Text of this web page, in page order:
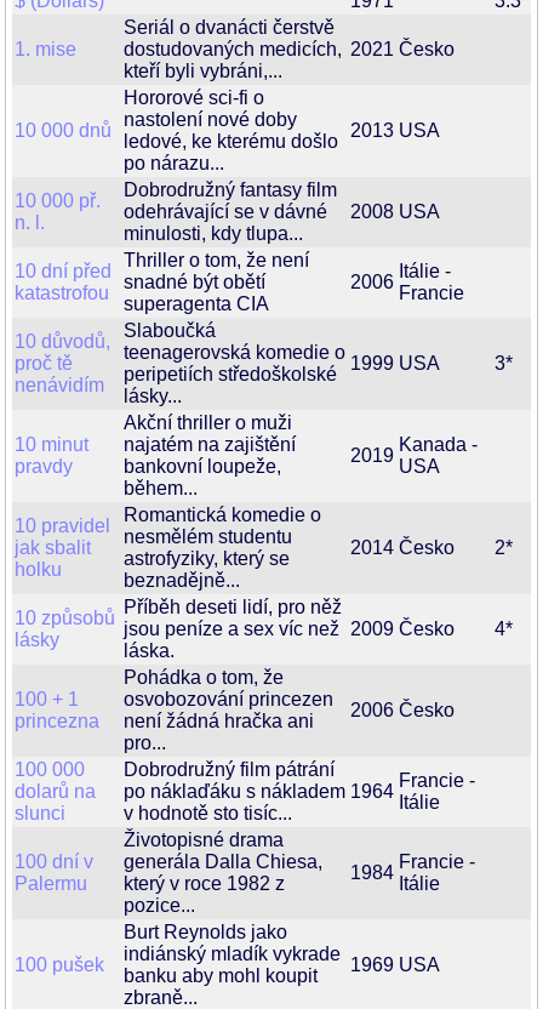
1. mise
Seriál o dvanácti čerstvě
dostudovaných medicích,
kteří byli vybráni,...
2021 Česko
10 000 dnů
Hororové sci-fi o
nastolení nové doby
ledové, ke kterému došlo
po nárazu...
2013 USA
10 000 př.
n. l.
Dobrodružný fantasy film
odehrávající se v dávné
minulosti, kdy tlupa...
2008 USA
10 dní před
katastrofou
Thriller o tom, že není
snadné být obětí
superagenta CIA
2006
Itálie -
Francie
10 důvodů,
proč tě
nenávidím
Slaboučká
teenagerovská komedie o
peripetiích středoškolské
lásky...
1999 USA 3*
10 minut
pravdy
Akční thriller o muži
najatém na zajištění
bankovní loupeže,
během...
2019
Kanada -
USA
10 pravidel
jak sbalit
holku
Romantická komedie o
nesmělém studentu
astrofyziky, který se
beznadějně...
2014 Česko 2*
10 způsobů
lásky
Příběh deseti lidí, pro něž
jsou peníze a sex víc než
láska.
2009 Česko 4*
100 + 1
princezna
Pohádka o tom, že
osvobozování princezen
není žádná hračka ani
pro...
2006 Česko
100 000
dolarů na
slunci
Dobrodružný film pátrání
po náklaďáku s nákladem
v hodnotě sto tisíc...
1964
Francie -
Itálie
100 dní v
Palermu
Životopisné drama
generála Dalla Chiesa,
který v roce 1982 z
pozice...
1984
Francie -
Itálie
100 pušek
Burt Reynolds jako
indiánský mladík vykrade
banku aby mohl koupit
zbraně...
1969 USA